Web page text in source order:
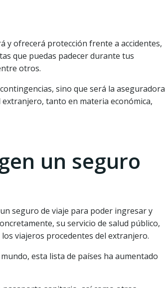
y ofrecerá protección frente a accidentes,
que puedas padecer durante tus
otros.
sino que será la aseguradora
tanto en materia económica,
un seguro
seguro de viaje para poder ingresar y
su servicio de salud público,
viajeros procedentes del extranjero.
esta lista de países ha aumentado